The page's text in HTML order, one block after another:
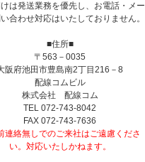
は発送業務を優先し、お電話・メー
合わせ対応はいたしておりません。
■住所■
〒563－0035
阪府池田市豊島南2丁目216－8
配線コムビル
株式会社 配線コム
TEL 072-743-8042
FAX 072-743-7636
連絡無しでのご来社はご遠慮くださ
い。対応いたしかねます。